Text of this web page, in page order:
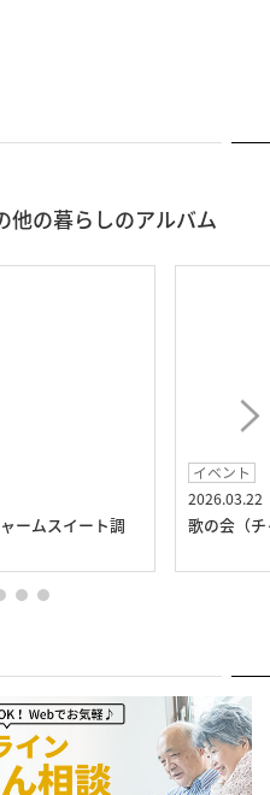
他の暮らしのアルバム
ームスイート調
イベント
2026.03.22
歌の会（